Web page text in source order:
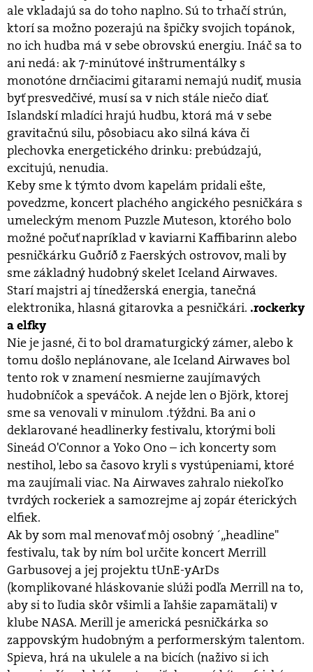
ale vkladajú sa do toho naplno. Sú to trhačí strún,
ktorí sa možno pozerajú na špičky svojich topánok,
no ich hudba má v sebe obrovskú energiu. Ináč sa to
ani nedá: ak 7-minútové inštrumentálky s
monotóne drnčiacimi gitarami nemajú nudiť, musia
byť presvedčivé, musí sa v nich stále niečo diať.
Islandskí mladíci hrajú hudbu, ktorá má v sebe
gravitačnú silu, pôsobiacu ako silná káva či
plechovka energetického drinku: prebúdzajú,
excitujú, nenudia.
Keby sme k týmto dvom kapelám pridali ešte,
povedzme, koncert plachého angického pesničkára s
umeleckým menom Puzzle Muteson, ktorého bolo
možné počuť napríklad v kaviarni Kaffibarinn alebo
pesničkárku Guðríð z Faerských ostrovov, mali by
sme základný hudobný skelet Iceland Airwaves.
Starí majstri aj tínedžerská energia, tanečná
elektronika, hlasná gitarovka a pesničkári. .rockerky
a elfky
Nie je jasné, či to bol dramaturgický zámer, alebo k
tomu došlo neplánovane, ale Iceland Airwaves bol
tento rok v znamení nesmierne zaujímavých
hudobníčok a speváčok. A nejde len o Björk, ktorej
sme sa venovali v minulom .týždni. Ba ani o
deklarované headlinerky festivalu, ktorými boli
Sineád O'Connor a Yoko Ono – ich koncerty som
nestihol, lebo sa časovo kryli s vystúpeniami, ktoré
ma zaujímali viac. Na Airwaves zahralo niekoľko
tvrdých rockeriek a samozrejme aj zopár éterických
elfiek.
Ak by som mal menovať môj osobný ´„headline"
festivalu, tak by ním bol určite koncert Merrill
Garbusovej a jej projektu tUnE-yArDs
(komplikované hláskovanie slúži podľa Merrill na to,
aby si to ľudia skôr všimli a ľahšie zapamätali) v
klube NASA. Merill je americká pesničkárka so
zappovským hudobným a performerským talentom.
Spieva, hrá na ukulele a na bicích (naživo si ich